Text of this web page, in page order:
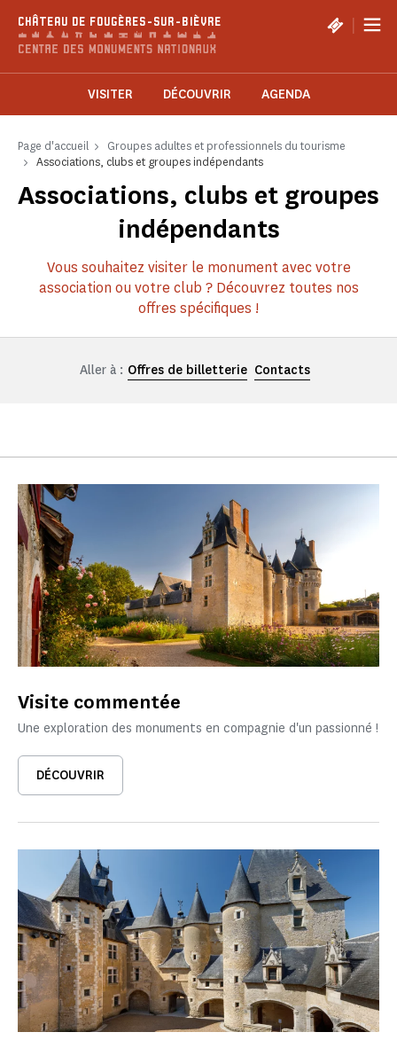
CHÂTEAU DE FOUGÈRES-SUR-BIÈVRE |
VISITER DÉCOUVRIR AGENDA
Page d'accueil
Groupes adultes et professionnels du tourisme
Associations, clubs et groupes indépendants
Associations, clubs et groupes
indépendants
Vous souhaitez visiter le monument avec votre
association ou votre club ? Découvrez toutes nos
offres spécifiques !
Aller à : Offres de billetterie Contacts
Visite commentée
Une exploration des monuments en compagnie d'un passionné !
DÉCOUVRIR